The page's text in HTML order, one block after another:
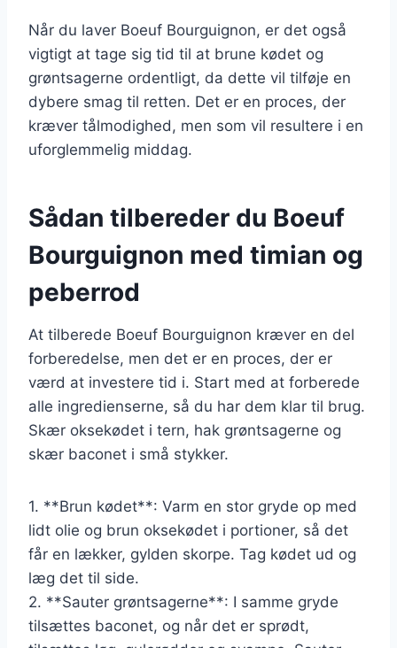
Når du laver Boeuf Bourguignon, er det også
vigtigt at tage sig tid til at brune kødet og
grøntsagerne ordentligt, da dette vil tilføje en
dybere smag til retten. Det er en proces, der
kræver tålmodighed, men som vil resultere i en
uforglemmelig middag.
Sådan tilbereder du Boeuf
Bourguignon med timian og
peberrod
At tilberede Boeuf Bourguignon kræver en del
forberedelse, men det er en proces, der er
værd at investere tid i. Start med at forberede
alle ingredienserne, så du har dem klar til brug.
Skær oksekødet i tern, hak grøntsagerne og
skær baconet i små stykker.
1. **Brun kødet**: Varm en stor gryde op med
lidt olie og brun oksekødet i portioner, så det
får en lækker, gylden skorpe. Tag kødet ud og
læg det til side.
2. **Sauter grøntsagerne**: I samme gryde
tilsættes baconet, og når det er sprødt,